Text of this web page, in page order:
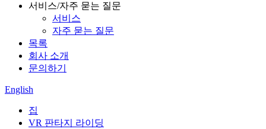
서비스/자주 묻는 질문
서비스
자주 묻는 질문
목록
회사 소개
문의하기
English
집
VR 판타지 라이딩